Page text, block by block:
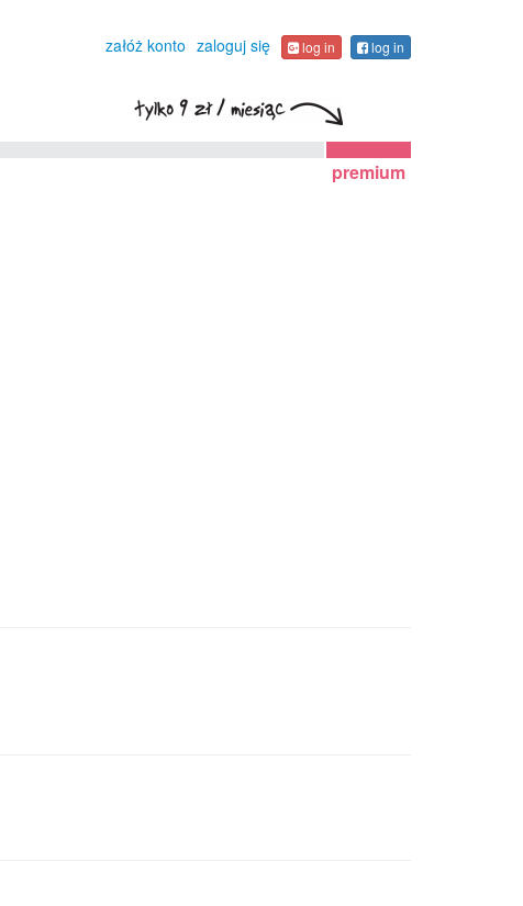
załóż konto zaloguj się log in log in
premium